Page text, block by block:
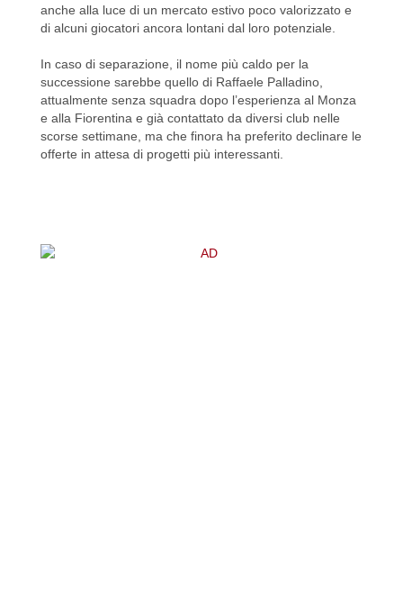
anche alla luce di un mercato estivo poco valorizzato e
di alcuni giocatori ancora lontani dal loro potenziale.
In caso di separazione, il nome più caldo per la
successione sarebbe quello di Raffaele Palladino,
attualmente senza squadra dopo l’esperienza al Monza
e alla Fiorentina e già contattato da diversi club nelle
scorse settimane, ma che finora ha preferito declinare le
offerte in attesa di progetti più interessanti.